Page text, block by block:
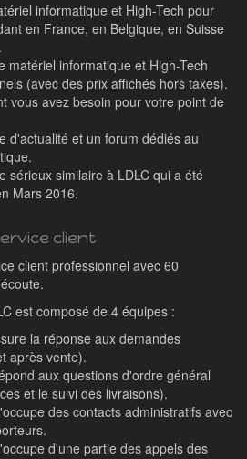
informatique et High-Tech pour
en France, en Belgique, en Suisse
matériel informatique et High-Tech
(avec des prix affichés hors taxes).
vous avez besoin pour votre point de
d'actualité et un forum dédiés au
sérieux similaire à LDLC qui a été
Mars 2016.
client
client professionnel avec 60
est composé de 4 équipes :
la réponse aux demandes
après vente).
aux questions d'ordre général
et le suivi des livraisons).
des contacts administratifs avec
d'une partie des appels des